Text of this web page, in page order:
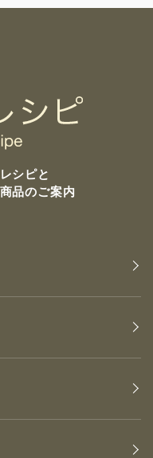
シピと
品のご案内